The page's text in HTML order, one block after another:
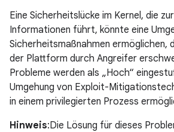
Eine Sicherheitslücke im Kernel, die
Informationen führt, könnte eine
Sicherheitsmaßnahmen ermöglichen,
der Plattform durch Angreifer
Probleme werden als „Hoch“
Umgehung von Exploit-
in einem privilegierten Prozess
Hinweis:Die Lösung für dieses